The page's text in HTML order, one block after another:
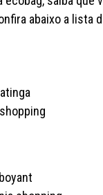
abaixo a lista